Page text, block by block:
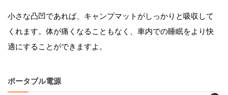
小さな凸凹であれば、キャンプマットがしっかりと吸収して
くれます。体が痛くなることもなく、車内での睡眠をより快
適にすることができますよ。
ポータブル電源